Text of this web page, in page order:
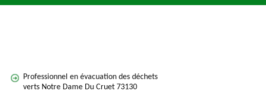
Professionnel en évacuation des déchets
verts Notre Dame Du Cruet 73130